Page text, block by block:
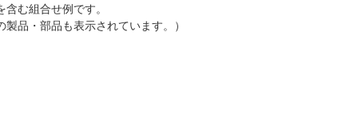
む組合せ例です。
製品・部品も表示されています。）